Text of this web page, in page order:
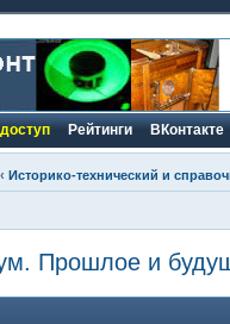
Рейтинги ВКонтакте
‹ Историко-технический и
Прошлое и